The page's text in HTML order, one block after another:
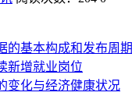
的基本构成和发布周期
新增就业岗位
变化与经济健康状况